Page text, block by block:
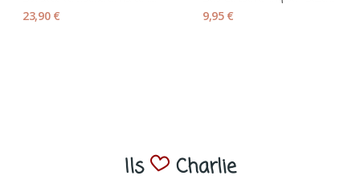
23,90 €
9,95 €
Ils Charlie